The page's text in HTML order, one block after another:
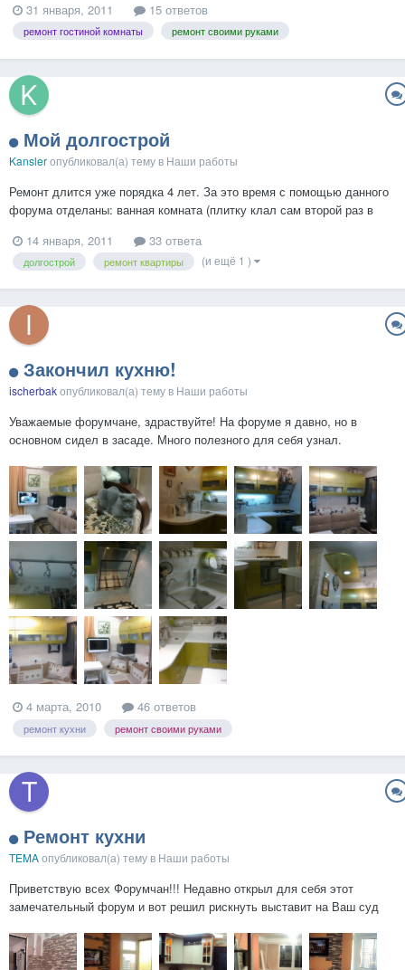
31 января, 2011 15 ответов
ремонт гостиной комнаты ремонт своими руками
Мой долгострой
Kanslerопубликовал(а) тему в Наши работы
Ремонт длится уже порядка 4 лет. За это время с помощью данного
форума отделаны: ванная комната (плитку клал сам второй раз в
слесарей для подключения полотенцесушителя); кухня (потолок
собра...
14 января, 2011 33 ответа
долгострой ремонт квартиры (и ещё 1 )
Закончил кухню!
ischerbakопубликовал(а) тему в Наши работы
Уважаемые форумчане, здраствуйте! На форуме я давно, но в
основном сидел в засаде. Много полезного для себя узнал.
вопросы постараюсь ответить. Фотографии сбросил в галерею, если
получилось ....
4 марта, 2010 46 ответов
ремонт кухни ремонт своими руками
Ремонт кухни
TEMAопубликовал(а) тему в Наши работы
Приветствую всех Форумчан!!! Недавно открыл для себя этот
замечательный форум и вот решил рискнуть выставит на Ваш суд
ТЕЛЬ-НОООО , теперь дело за Вами, объективность превыше
https://homemasters.ru/...hp?album=441...